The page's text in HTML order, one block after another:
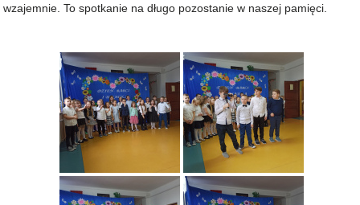
wzajemnie. To spotkanie na długo pozostanie w naszej pamięci.